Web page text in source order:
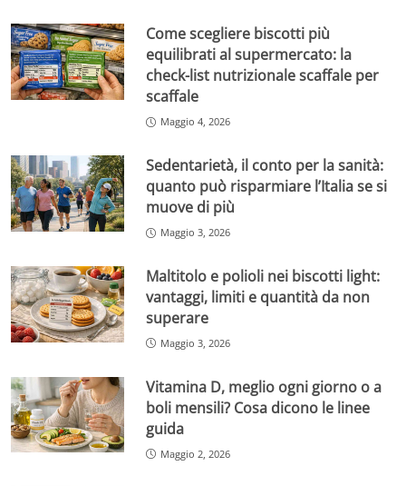
Come scegliere biscotti più
equilibrati al supermercato: la
check-list nutrizionale scaffale per
scaffale
Maggio 4, 2026
Sedentarietà, il conto per la sanità:
quanto può risparmiare l’Italia se si
muove di più
Maggio 3, 2026
Maltitolo e polioli nei biscotti light:
vantaggi, limiti e quantità da non
superare
Maggio 3, 2026
Vitamina D, meglio ogni giorno o a
boli mensili? Cosa dicono le linee
guida
Maggio 2, 2026